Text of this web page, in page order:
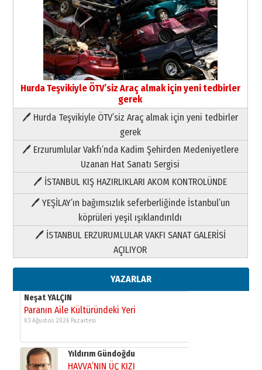
Hurda Teşvikiyle ÖTV’siz Araç almak için yeni tedbirler
gerek
🖊 Hurda Teşvikiyle ÖTV’siz Araç almak için yeni tedbirler
gerek
🖊 Erzurumlular Vakfı’nda Kadim Şehirden Medeniyetlere
Uzanan Hat Sanatı Sergisi
🖊 İSTANBUL KIŞ HAZIRLIKLARI AKOM KONTROLÜNDE
🖊 YEŞİLAY’ın bağımsızlık seferberliğinde İstanbul’un
köprüleri yeşil ışıklandırıldı
🖊 İSTANBUL ERZURUMLULAR VAKFI SANAT GALERİSİ
AÇILIYOR
YAZARLAR
Paranın Aile Kültüründeki Yeri
03 Ağustos 2026 Pazartesi
Yıldırım Gündoğdu
HAVVA’NIN ÜÇ KIZI
09 Temmuz 2026 Perşembe
Yusuf POLAT
Şampiyonluk Sebahattin Şirin’e
11 Mayıs 2026 Pazartesi
Neşat YALÇIN
Paranın Aile Kültüründeki Yeri
03 Ağustos 2026 Pazartesi
Yıldırım Gündoğdu
HAVVA’NIN ÜÇ KIZI